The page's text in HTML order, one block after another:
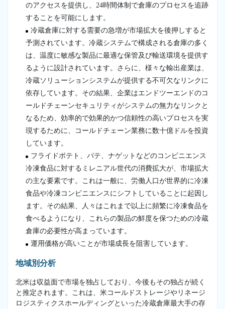
のアクセスを提供し、24時間体制で倉庫のプロセスを追跡
することを可能にします。
冷蔵倉庫に対する需要の急増が市場拡大を後押しすると
予測されています。冷蔵システムで構成される倉庫の多く
は、温度に敏感な製品に最適な保管及び輸送環境を提供す
るように設計されています。さらに、様々な輸出産業は、
冷蔵ソリューションシステムが提供する不可欠なリンクに
依存しています。その結果、企業はエンドツーエンドのコ
ールドチェーンセキュリティがシステムの無力なリンクと
なるため、効率的で効果的かつ信頼性の高いプロセスを実
現するために、コールドチェーン業務に数十億ドルを投資
しています。
フライドポテト、パテ、ナゲットなどのコンビニエンス
冷凍食品に対するミレニアル世代の消費拡大が、市場拡大
の主な要素です。これは一般に、労働人口が世界的に冷凍
食品や冷凍コンビニエンスにシフトしていることに起因し
ます。その結果、人々はこれまで以上に頻繁に冷凍食品を
食べるようになり、これらの製品の鮮度を保つための冷蔵
倉庫の必要性が高まっています。
運用価格が高いことが市場成長を阻害しています。
地域別分析
北米は収益面で市場を独占しており、今後もその独占が続く
と推定されます。これは、米コールドストレージやリネージ
ロジスティクスホールディングといった冷蔵倉庫最大手の存